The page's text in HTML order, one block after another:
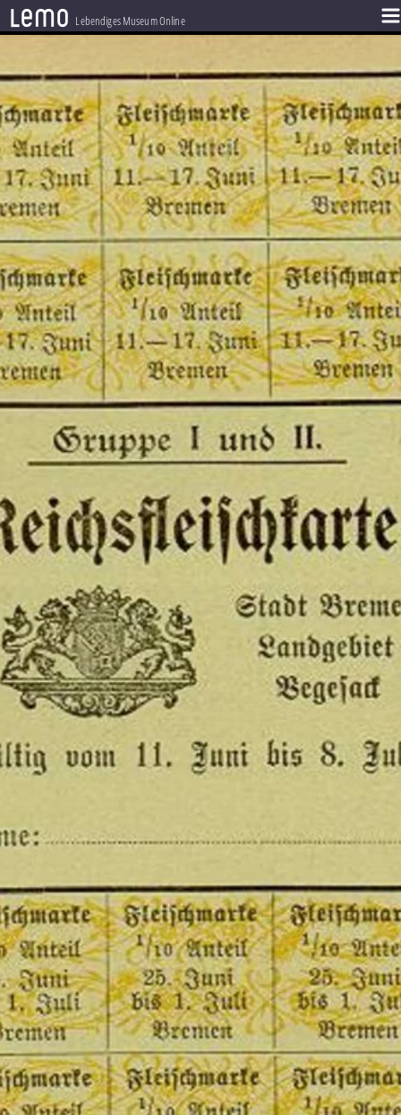
lemo Lebendiges Museum Online
THEMEN
ZEITZEUGEN
BESTAND
LERNEN
PROJEKT